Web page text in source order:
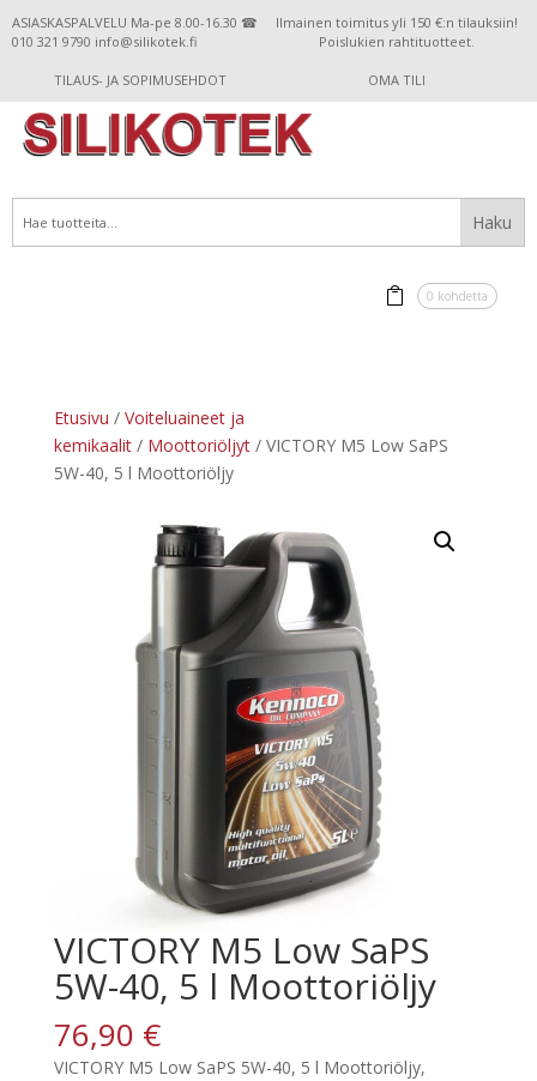
ASIASKASPALVELU Ma-pe 8.00-16.30 ☎
010 321 9790 info@silikotek.fi
Ilmainen toimitus yli 150 €:n tilauksiin!
Poislukien rahtituotteet.
TILAUS- JA SOPIMUSEHDOT OMA TILI
0 kohdetta
Etusivu / Voiteluaineet ja
kemikaalit/ Moottoriöljyt/ VICTORY M5 Low SaPS
5W-40, 5 l Moottoriöljy
VICTORY M5 Low SaPS
5W-40, 5 l Moottoriöljy
76,90 €
VICTORY M5 Low SaPS 5W-40, 5 l Moottoriöljy,